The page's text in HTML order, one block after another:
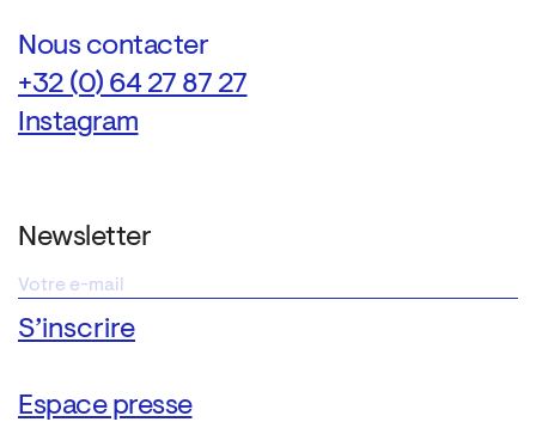
Nous contacter
+32 (0) 64 27 87 27
Instagram
Newsletter
Espace presse